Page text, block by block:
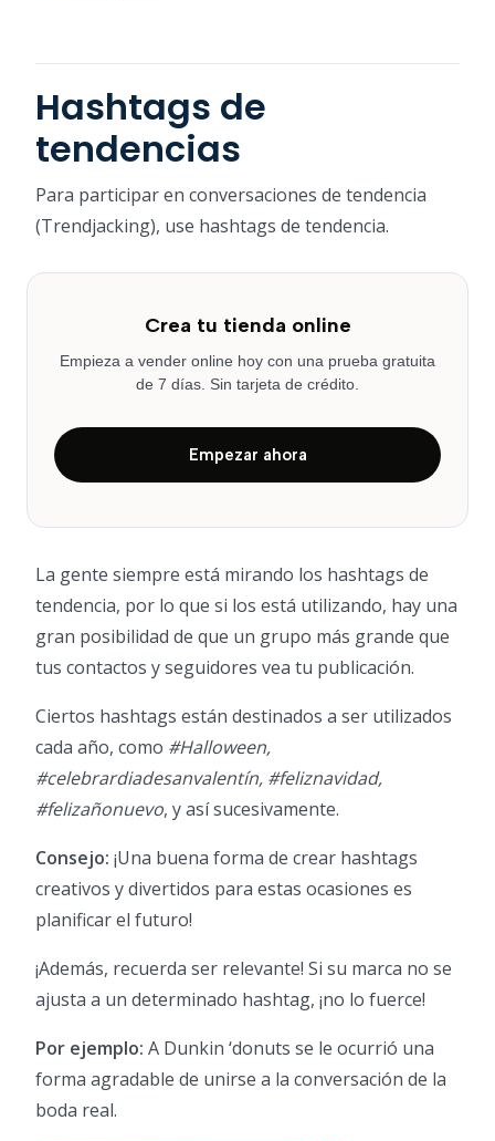
Hashtags de
tendencias
Para participar en conversaciones de tendencia
(Trendjacking), use hashtags de tendencia.
Crea tu tienda online
Empieza a vender online hoy con una prueba gratuita
de 7 días. Sin tarjeta de crédito.
Empezar ahora
La gente siempre está mirando los hashtags de
tendencia, por lo que si los está utilizando, hay una
gran posibilidad de que un grupo más grande que
tus contactos y seguidores vea tu publicación.
Ciertos hashtags están destinados a ser utilizados
cada año, como #Halloween,
#celebrardiadesanvalentín, #feliznavidad,
#felizañonuevo, y así sucesivamente.
Consejo: ¡Una buena forma de crear hashtags
creativos y divertidos para estas ocasiones es
planificar el futuro!
¡Además, recuerda ser relevante! Si su marca no se
ajusta a un determinado hashtag, ¡no lo fuerce!
Por ejemplo: A Dunkin ‘donuts se le ocurrió una
forma agradable de unirse a la conversación de la
boda real.